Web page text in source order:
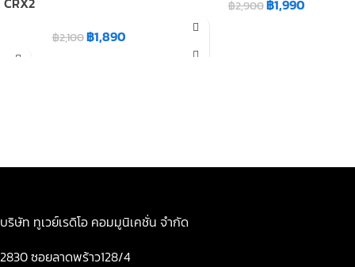
฿2,100฿1,890
฿2,900฿1,990
บริษัท ทูเวย์เรดิโอ คอมมูนิเคชั่น จำกัด
2830 ซอยลาดพร้าว128/4